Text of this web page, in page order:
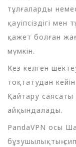
тұлғаларды
қауіпсіздігі
қажет болған
мүмкін.
Кез келген
тоқтатудан
Қайтару
айқындалады.
PandaVPN осы
бұзушылықтың